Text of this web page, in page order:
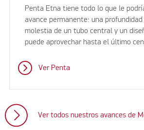
Penta Etna tiene todo lo que le
avance permanente: una
molestia de un tubo central y un
puede aprovechar hasta el último
Ver Penta
Ver todos nuestros avances de